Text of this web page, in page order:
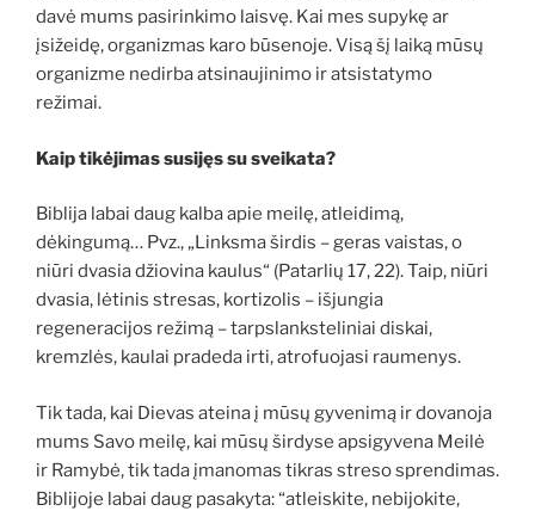
davė mums pasirinkimo laisvę. Kai mes supykę ar
įsižeidę, organizmas karo būsenoje. Visą šį laiką mūsų
organizme nedirba atsinaujinimo ir atsistatymo
režimai.
Kaip tikėjimas susijęs su sveikata?
Biblija labai daug kalba apie meilę, atleidimą,
dėkingumą… Pvz., „Linksma širdis – geras vaistas, o
niūri dvasia džiovina kaulus“ (Patarlių 17, 22). Taip, niūri
dvasia, lėtinis stresas, kortizolis – išjungia
regeneracijos režimą – tarpslanksteliniai diskai,
kremzlės, kaulai pradeda irti, atrofuojasi raumenys.
Tik tada, kai Dievas ateina į mūsų gyvenimą ir dovanoja
mums Savo meilę, kai mūsų širdyse apsigyvena Meilė
ir Ramybė, tik tada įmanomas tikras streso sprendimas.
Biblijoje labai daug pasakyta: “atleiskite, nebijokite,